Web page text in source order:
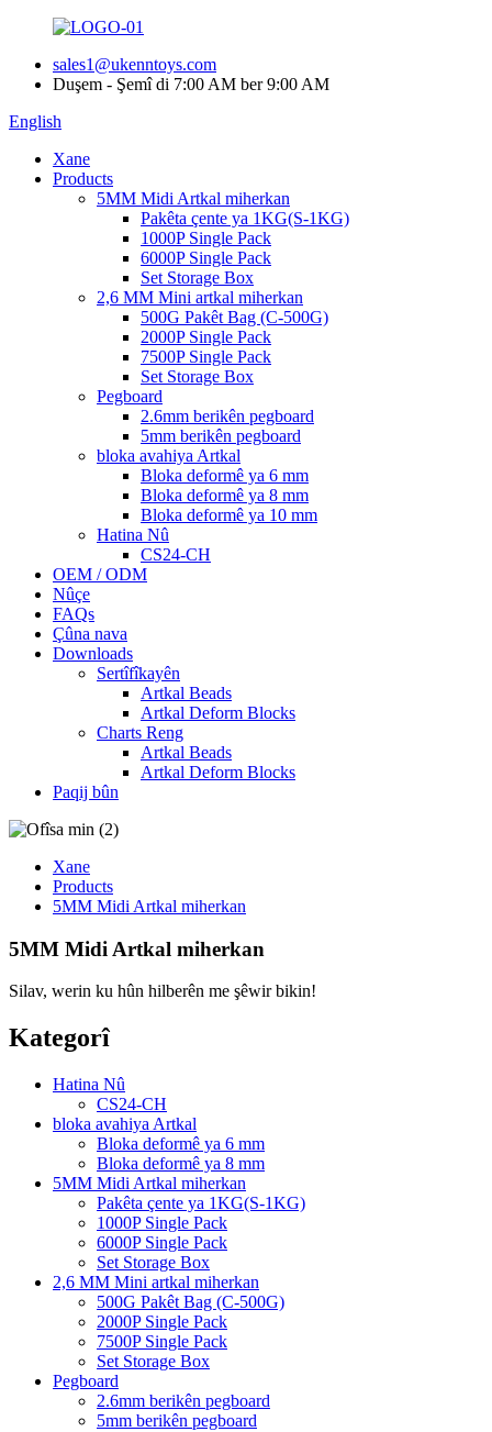
sales1@ukenntoys.com
Duşem - Şemî di 7:00 AM ber 9:00 AM
English
Xane
Products
5MM Midi Artkal miherkan
Pakêta çente ya 1KG(S-1KG)
1000P Single Pack
6000P Single Pack
Set Storage Box
2,6 MM Mini artkal miherkan
500G Pakêt Bag (C-500G)
2000P Single Pack
7500P Single Pack
Set Storage Box
Pegboard
2.6mm berikên pegboard
5mm berikên pegboard
bloka avahiya Artkal
Bloka deformê ya 6 mm
Bloka deformê ya 8 mm
Bloka deformê ya 10 mm
Hatina Nû
CS24-CH
OEM / ODM
Nûçe
FAQs
Çûna nava
Downloads
Sertîfîkayên
Artkal Beads
Artkal Deform Blocks
Charts Reng
Artkal Beads
Artkal Deform Blocks
Paqij bûn
Xane
Products
5MM Midi Artkal miherkan
5MM Midi Artkal miherkan
Silav, werin ku hûn hilberên me şêwir bikin!
Kategorî
Hatina Nû
CS24-CH
bloka avahiya Artkal
Bloka deformê ya 6 mm
Bloka deformê ya 8 mm
5MM Midi Artkal miherkan
Pakêta çente ya 1KG(S-1KG)
1000P Single Pack
6000P Single Pack
Set Storage Box
2,6 MM Mini artkal miherkan
500G Pakêt Bag (C-500G)
2000P Single Pack
7500P Single Pack
Set Storage Box
Pegboard
2.6mm berikên pegboard
5mm berikên pegboard